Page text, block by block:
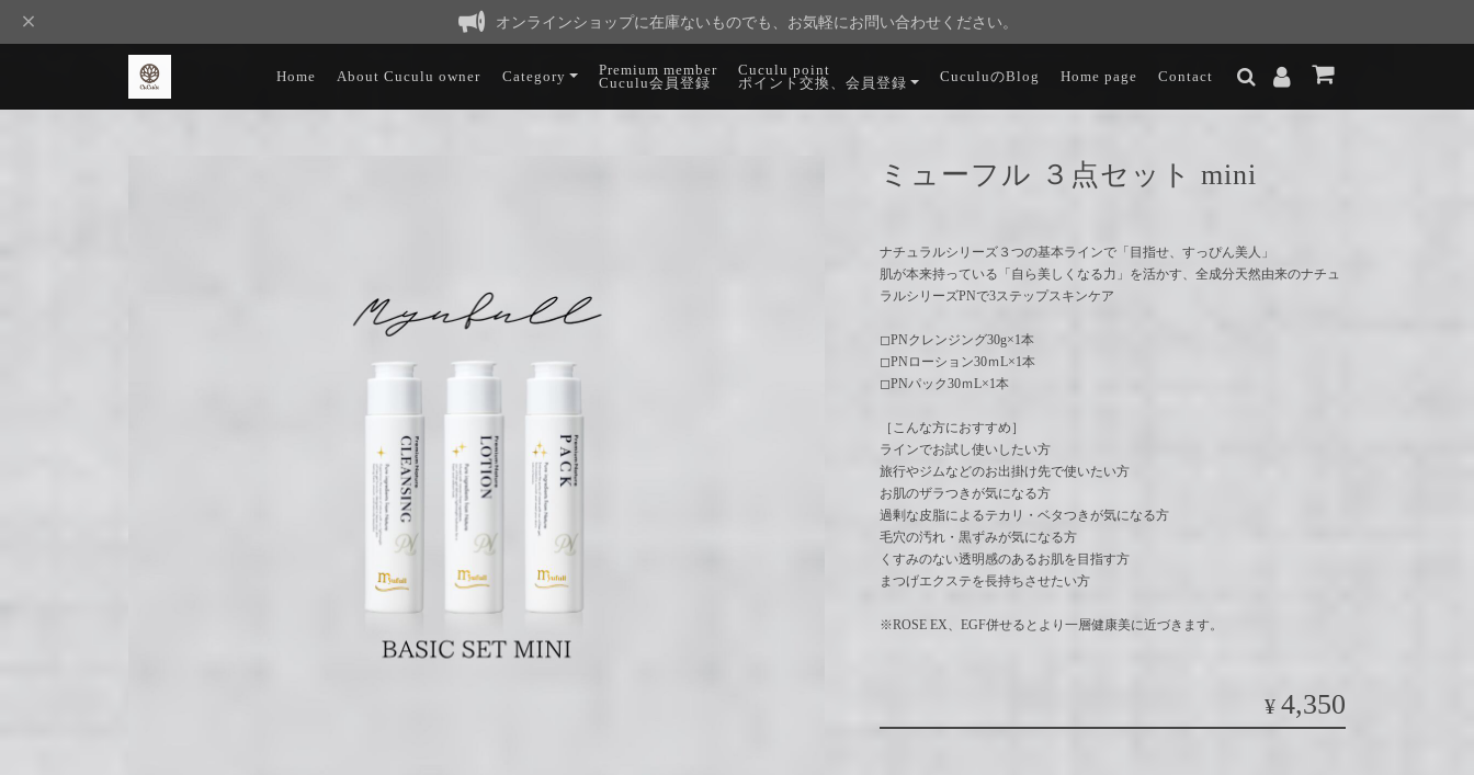
オンラインショップに在庫ないものでも、お気軽にお問い合わせください。
Home About Cuculu owner Category
Premium member
Cuculu会員登録
Cuculu point
ポイント交換、会員登録
CuculuのBlog Home page Contact
ミューフル ３点セット mini
ナチュラルシリーズ３つの基本ラインで「目指せ、すっぴん美人」
肌が本来持っている「自ら美しくなる力」を活かす、全成分天然由来のナチュ
ラルシリーズPNで3ステップスキンケア
◻︎PNクレンジング30g×1本
◻︎PNローション30ｍL×1本
◻︎PNパック30ｍL×1本
［こんな方におすすめ］
ラインでお試し使いしたい方
旅行やジムなどのお出掛け先で使いたい方
お肌のザラつきが気になる方
過剰な皮脂によるテカリ・ベタつきが気になる方
毛穴の汚れ・黒ずみが気になる方
くすみのない透明感のあるお肌を目指す方
まつげエクステを長持ちさせたい方
※ROSE EX、EGF併せるとより一層健康美に近づきます。
¥ 4,350